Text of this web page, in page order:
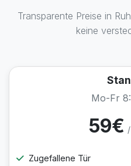
Transparente Preise in
keine
Mo-Fr
59€
Zugefallene Tür